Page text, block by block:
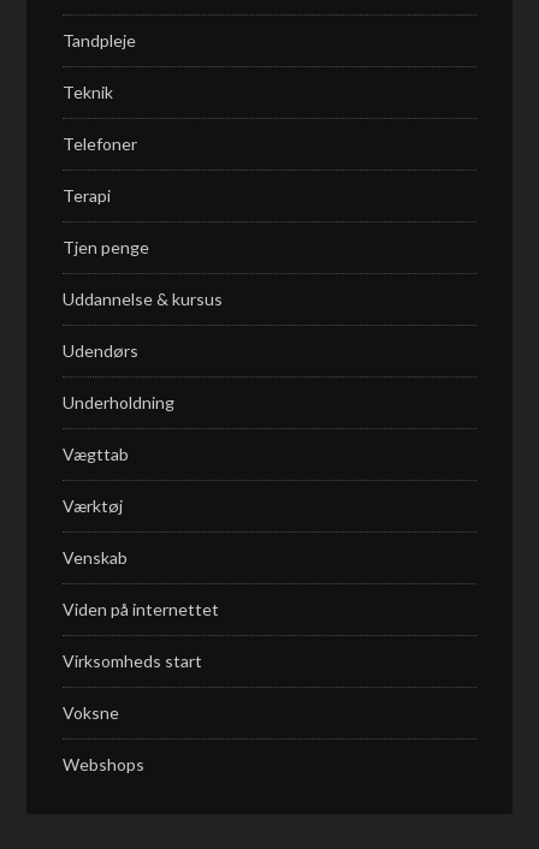
Tandpleje
Teknik
Telefoner
Terapi
Tjen penge
Uddannelse & kursus
Udendørs
Underholdning
Vægttab
Værktøj
Venskab
Viden på internettet
Virksomheds start
Voksne
Webshops